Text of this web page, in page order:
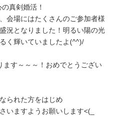
真剣婚活！
会場にはたくさんのご参加者様
況となりました！明るい陽の光
く輝いていましたよ(^^)/
す～～～！おめでとうござい
られた方をはじめ
いますようお願いします<(_